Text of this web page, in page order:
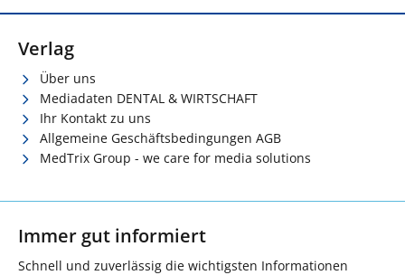
Verlag
Über uns
Mediadaten DENTAL & WIRTSCHAFT
Ihr Kontakt zu uns
Allgemeine Geschäftsbedingungen AGB
MedTrix Group - we care for media solutions
Immer gut informiert
Schnell und zuverlässig die wichtigsten Informationen